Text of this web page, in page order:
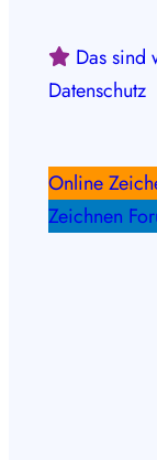
Das sind
Datenschutz
Online
Zeichnen